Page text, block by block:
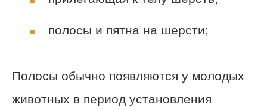
полосы и пятна на шерсти;
Полосы обычно появляются у молодых
животных в период установления